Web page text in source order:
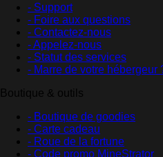
- Support
- Foire aux questions
- Contactez-nous
- Appelez-nous
- Statut des services
- Marre de votre hébergeur
Boutique & outils
- Boutique de goodies
- Carte cadeau
- Roue de la fortune
- Code promo MineStrator